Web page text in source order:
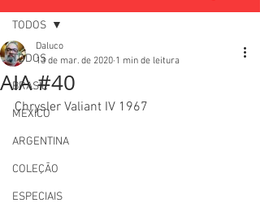
TODOS
BRASIL
MEXICO
ARGENTINA
COLEÇÃO
ESPECIAIS
TODOS
AIA #40
Daluco
13 de mar. de 2020 1 min de leitura
Chrysler Valiant IV 1967